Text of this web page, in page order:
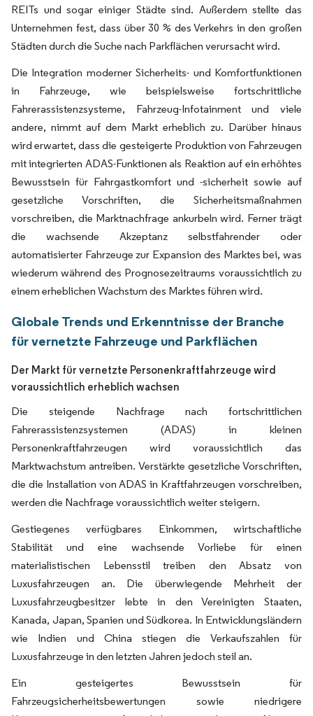
REITs und sogar einiger Städte sind. Außerdem stellte das
Unternehmen fest, dass über 30 % des Verkehrs in den großen
Städten durch die Suche nach Parkflächen verursacht wird.
Die Integration moderner Sicherheits- und Komfortfunktionen
in Fahrzeuge, wie beispielsweise fortschrittliche
Fahrerassistenzsysteme, Fahrzeug-Infotainment und viele
andere, nimmt auf dem Markt erheblich zu. Darüber hinaus
wird erwartet, dass die gesteigerte Produktion von Fahrzeugen
mit integrierten ADAS-Funktionen als Reaktion auf ein erhöhtes
Bewusstsein für Fahrgastkomfort und -sicherheit sowie auf
gesetzliche Vorschriften, die Sicherheitsmaßnahmen
vorschreiben, die Marktnachfrage ankurbeln wird. Ferner trägt
die wachsende Akzeptanz selbstfahrender oder
automatisierter Fahrzeuge zur Expansion des Marktes bei, was
wiederum während des Prognosezeitraums voraussichtlich zu
einem erheblichen Wachstum des Marktes führen wird.
Globale Trends und Erkenntnisse der Branche
für vernetzte Fahrzeuge und Parkflächen
Der Markt für vernetzte Personenkraftfahrzeuge wird
voraussichtlich erheblich wachsen
Die steigende Nachfrage nach fortschrittlichen
Fahrerassistenzsystemen (ADAS) in kleinen
Personenkraftfahrzeugen wird voraussichtlich das
Marktwachstum antreiben. Verstärkte gesetzliche Vorschriften,
die die Installation von ADAS in Kraftfahrzeugen vorschreiben,
werden die Nachfrage voraussichtlich weiter steigern.
Gestiegenes verfügbares Einkommen, wirtschaftliche
Stabilität und eine wachsende Vorliebe für einen
materialistischen Lebensstil treiben den Absatz von
Luxusfahrzeugen an. Die überwiegende Mehrheit der
Luxusfahrzeugbesitzer lebte in den Vereinigten Staaten,
Kanada, Japan, Spanien und Südkorea. In Entwicklungsländern
wie Indien und China stiegen die Verkaufszahlen für
Luxusfahrzeuge in den letzten Jahren jedoch steil an.
Ein gesteigertes Bewusstsein für
Fahrzeugsicherheitsbewertungen sowie niedrigere